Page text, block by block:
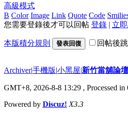
高級模式
B Color Image Link Quote Code
您需要登錄後才可以回帖 登錄 | 立
本版積分規則 發表回復 回帖後
Archiver|手機版|小黑屋|新竹當舖論
GMT+8, 2026-8-8 13:29 , Processed
Powered by Discuz! X3.3